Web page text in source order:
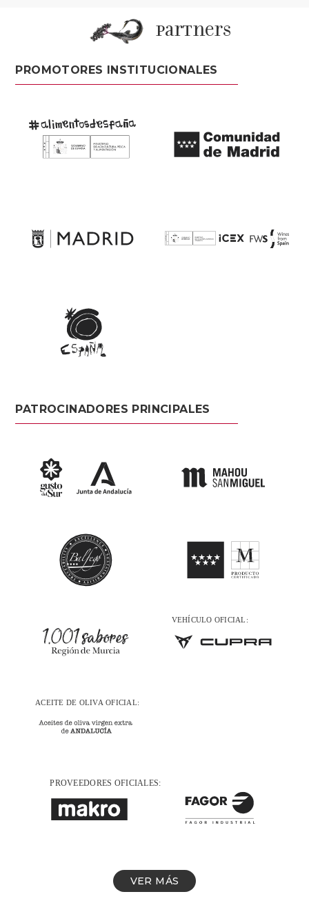
partners
PROMOTORES INSTITUCIONALES
PATROCINADORES PRINCIPALES
VER MÁS